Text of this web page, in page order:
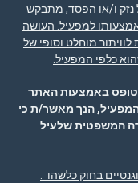
נזק ו/או הפסד, מתבקש
למפעיל. העושה
מוחלט וסופי של
כלפי המפעיל.
בטופס באמצעות האתר
המפעיל, הנך מאשר/ת כי
המשפטית שלעיל